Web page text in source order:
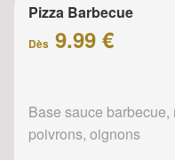
Pizza Barbecue
Dès 9.99 €
Base sauce
poivrons, oignons